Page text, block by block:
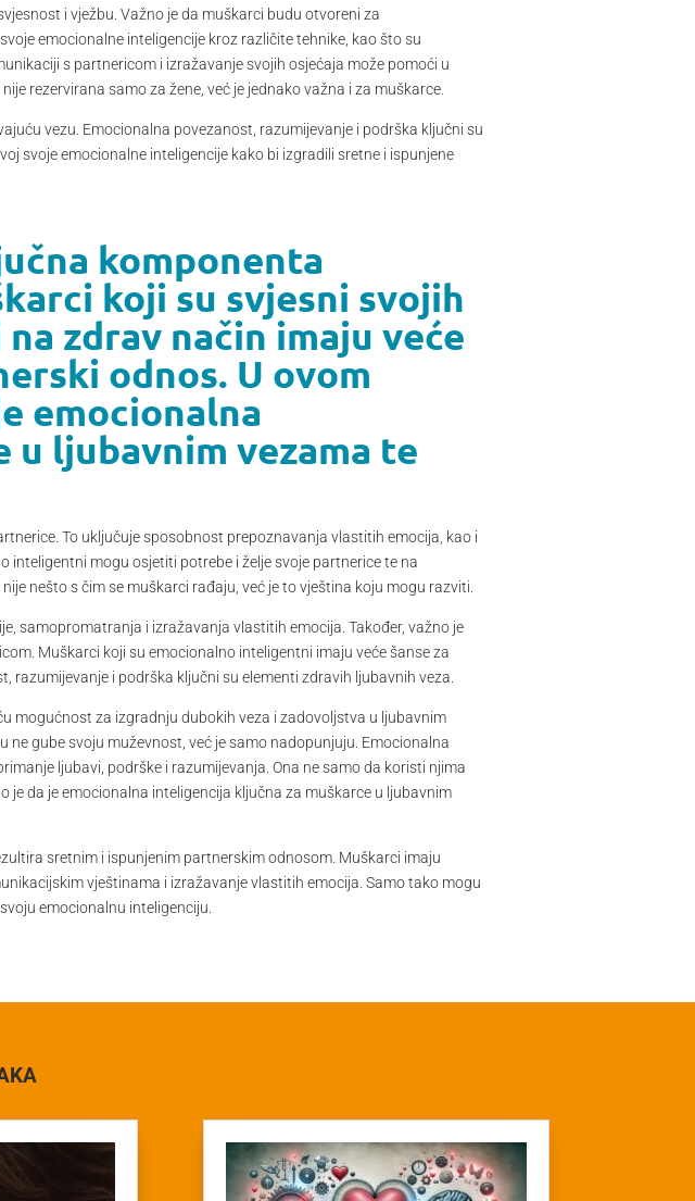
i vježbu. Važno je da muškarci budu otvoreni za
emocionalne inteligencije kroz različite tehnike, kao što su
s partnericom i izražavanje svojih osjećaja može pomoći u
rezervirana samo za žene, već je jednako važna i za muškarce.
vezu. Emocionalna povezanost, razumijevanje i podrška ključni su
svoje emocionalne inteligencije kako bi izgradili sretne i ispunjene
komponenta
koji su svjesni svojih
zdrav način imaju veće
odnos. U ovom
emocionalna
u ljubavnim vezama te
To uključuje sposobnost prepoznavanja vlastitih emocija, kao i
mogu osjetiti potrebe i želje svoje partnerice te na
nešto s čim se muškarci rađaju, već je to vještina koju mogu razviti.
samopromatranja i izražavanja vlastitih emocija. Također, važno je
Muškarci koji su emocionalno inteligentni imaju veće šanse za
i podrška ključni su elementi zdravih ljubavnih veza.
mogućnost za izgradnju dubokih veza i zadovoljstva u ljubavnim
gube svoju muževnost, već je samo nadopunjuju. Emocionalna
ljubavi, podrške i razumijevanja. Ona ne samo da koristi njima
je da je emocionalna inteligencija ključna za muškarce u ljubavnim
sretnim i ispunjenim partnerskim odnosom. Muškarci imaju
vještinama i izražavanje vlastitih emocija. Samo tako mogu
svoju emocionalnu inteligenciju.